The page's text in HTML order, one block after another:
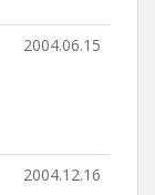
2004.06.15
2004.12.16